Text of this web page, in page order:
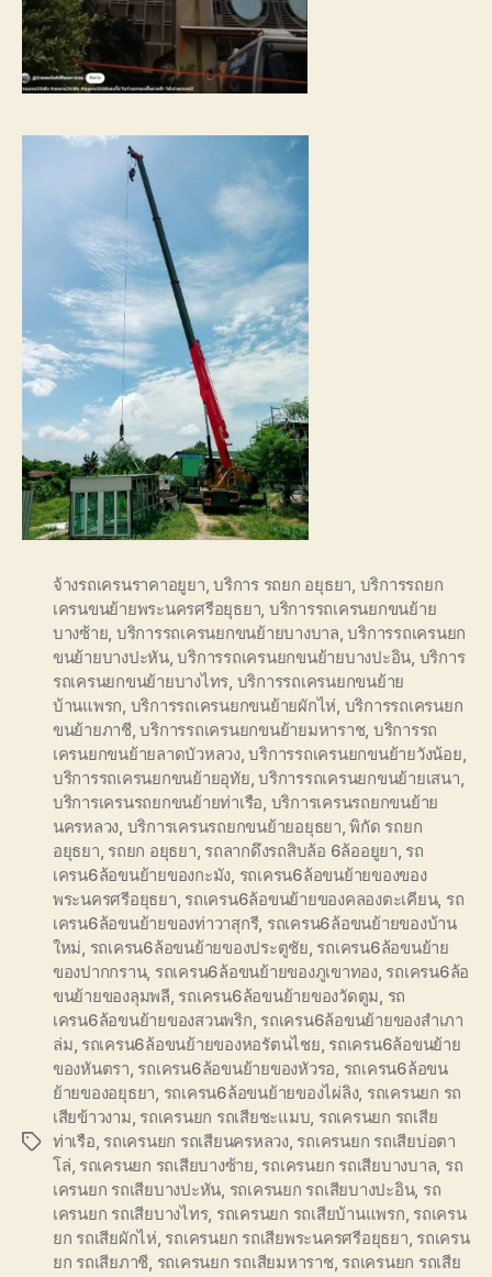
Tags
จ้างรถเครนราคาอยูยา ,บริการ รถยก อยุธยา บริการรถยก
เครนขนย้ายพระนครศรีอยุธยา บริการรถเครนยกขนย้าย
บางซ้าย บริการรถเครนยกขนย้ายบางบาล ,บริการรถเครนยก
ขนย้ายบางปะหัน,บริการรถเครนยกขนย้ายบางปะอิน บริการ
รถเครนยกขนย้ายบางไทร บริการรถเครนยกขนย้าย
บ้านแพรก บริการรถเครนยกขนย้ายผักไห่ บริการรถเครนยก
ขนย้ายภาชี,บริการรถเครนยกขนย้ายมหาราช, บริการรถ
เครนยกขนย้ายลาดบัวหลวง,บริการรถเครนยกขนย้ายวังน้อย
บริการรถเครนยกขนย้ายอุทัย ,บริการรถเครนยกขนย้ายเสนา
บริการเครนรถยกขนย้ายท่าเรือ บริการเครนรถยกขนย้าย
นครหลวง บริการเครนรถยกขนย้ายอยุธยา ,พิกัด รถยก
อยุธยา รถยก อยุธยา รถลากดึงรถสิบล้อ 6ล้ออยูยา รถ
เครน6ล้อขนย้ายของกะมัง รถเครน6ล้อขนย้ายของของ
พระนครศรีอยุธยา รถเครน6ล้อขนย้ายของคลองตะเคียน, รถ
เครน6ล้อขนย้ายของท่าวาสุกรี, รถเครน6ล้อขนย้ายของบ้าน
ใหม่ รถเครน6ล้อขนย้ายของประตูชัย รถเครน6ล้อขนย้าย
ของปากกราน, รถเครน6ล้อขนย้ายของภูเขาทอง, รถเครน6ล้อ
ขนย้ายของลุมพลี รถเครน6ล้อขนย้ายของวัดตูม รถ
เครน6ล้อขนย้ายของสวนพริก รถเครน6ล้อขนย้ายของสำเภา
ล่ม รถเครน6ล้อขนย้ายของหอรัตนไชย รถเครน6ล้อขนย้าย
ของหันตรา รถเครน6ล้อขนย้ายของหัวรอ รถเครน6ล้อขน
ย้ายของอยุธยา รถเครน6ล้อขนย้ายของไผ่ลิง, รถเครนยก รถ
เสียข้าวงาม รถเครนยก รถเสียชะแมบ รถเครนยก รถเสีย
ท่าเรือ รถเครนยก รถเสียนครหลวง, รถเครนยก รถเสียบ่อตา
โล่ รถเครนยก รถเสียบางซ้าย รถเครนยก รถเสียบางบาล รถ
เครนยก รถเสียบางปะหัน รถเครนยก รถเสียบางปะอิน, รถ
เครนยก รถเสียบางไทร, รถเครนยก รถเสียบ้านแพรก รถเครน
ยก รถเสียผักไห่ รถเครนยก รถเสียพระนครศรีอยุธยา รถเครน
ยก รถเสียภาชี รถเครนยก รถเสียมหาราช, รถเครนยก รถเสีย